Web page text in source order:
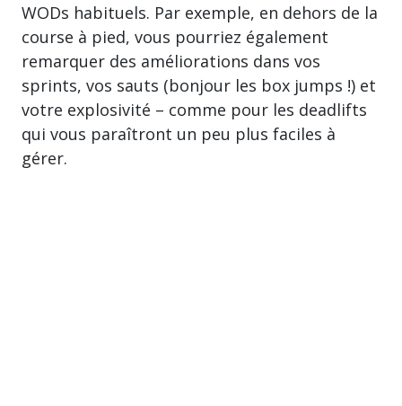
WODs habituels. Par exemple, en dehors de la
course à pied, vous pourriez également
remarquer des améliorations dans vos
sprints, vos sauts (bonjour les box jumps !) et
votre explosivité – comme pour les deadlifts
qui vous paraîtront un peu plus faciles à
gérer.